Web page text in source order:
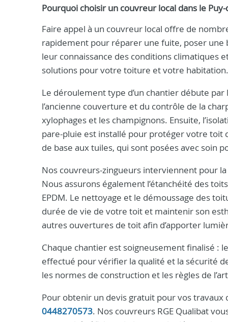
Pourquoi choisir un couvreur local dans le Puy-
Faire appel à un couvreur local offre de
rapidement pour réparer une fuite, poser une
leur connaissance des conditions climatiques
solutions pour votre toiture et votre habitation.
Le déroulement type d’un chantier débute par
l’ancienne couverture et du contrôle de la
xylophages et les champignons. Ensuite,
pare-pluie est installé pour protéger votre toit
de base aux tuiles, qui sont posées avec soin
Nos couvreurs-zingueurs interviennent pour
Nous assurons également l’étanchéité des
EPDM. Le nettoyage et le démoussage des
durée de vie de votre toit et maintenir son
autres ouvertures de toit afin d’apporter
Chaque chantier est soigneusement finalisé :
effectué pour vérifier la qualité et la sécurité
les normes de construction et les règles de
Pour obtenir un devis gratuit pour vos
0448270573. Nos couvreurs RGE Qualibat